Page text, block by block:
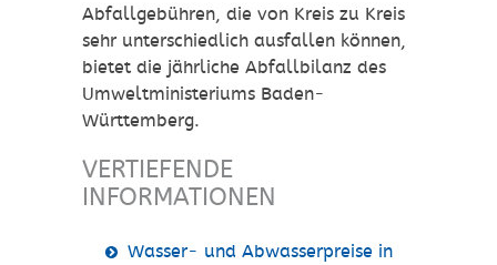
Abfallgebühren, die von Kreis zu Kreis
sehr unterschiedlich ausfallen können,
bietet die jährliche Abfallbilanz des
Umweltministeriums Baden-
Württemberg.
VERTIEFENDE
INFORMATIONEN
Wasser- und Abwasserpreise in